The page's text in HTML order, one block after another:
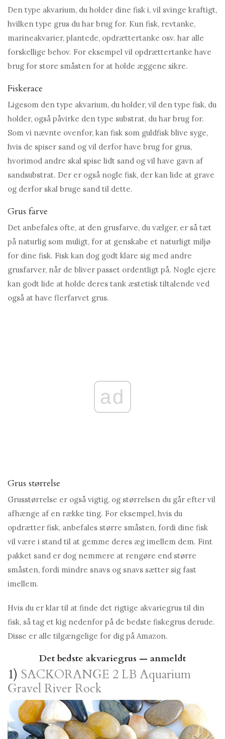
Den type akvarium, du holder dine fisk i, vil svinge kraftigt,
hvilken type grus du har brug for. Kun fisk, revtanke,
marineakvarier, plantede, opdrættertanke osv. har alle
forskellige behov. For eksempel vil opdrættertanke have
brug for store småsten for at holde æggene sikre.
Fiskerace
Ligesom den type akvarium, du holder, vil den type fisk, du
holder, også påvirke den type substrat, du har brug for.
Som vi nævnte ovenfor, kan fisk som guldfisk blive syge,
hvis de spiser sand og vil derfor have brug for grus,
hvorimod andre skal spise lidt sand og vil have gavn af
sandsubstrat. Der er også nogle fisk, der kan lide at grave
og derfor skal bruge sand til dette.
Grus farve
Det anbefales ofte, at den grusfarve, du vælger, er så tæt
på naturlig som muligt, for at genskabe et naturligt miljø
for dine fisk. Fisk kan dog godt klare sig med andre
grusfarver, når de bliver passet ordentligt på. Nogle ejere
kan godt lide at holde deres tank æstetisk tiltalende ved
også at have flerfarvet grus.
ad
Grus størrelse
Grusstørrelse er også vigtig, og størrelsen du går efter vil
afhænge af en række ting. For eksempel, hvis du
opdrætter fisk, anbefales større småsten, fordi dine fisk
vil være i stand til at gemme deres æg imellem dem. Fint
pakket sand er dog nemmere at rengøre end større
småsten, fordi mindre snavs og snavs sætter sig fast
imellem.
Hvis du er klar til at finde det rigtige akvariegrus til din
fisk, så tag et kig nedenfor på de bedste fiskegrus derude.
Disse er alle tilgængelige for dig på Amazon.
Det bedste akvariegrus — anmeldt
1) SACKORANGE 2 LB Aquarium
Gravel River Rock